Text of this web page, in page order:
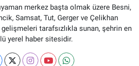
merkez başta olmak üzere Besni,
Samsat, Tut, Gerger ve Çelikhan
tarafsızlıkla sunan, şehrin en
yerel haber sitesidir.